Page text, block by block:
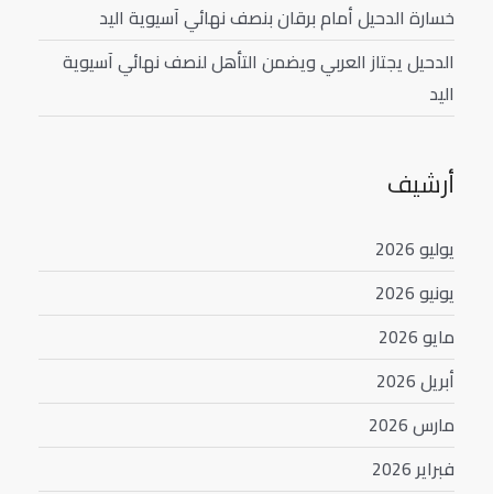
خسارة الدحيل أمام برقان بنصف نهائي آسيوية اليد
الدحيل يجتاز العربي ويضمن التأهل لنصف نهائي آسيوية
اليد
أرشيف
يوليو 2026
يونيو 2026
مايو 2026
أبريل 2026
مارس 2026
فبراير 2026